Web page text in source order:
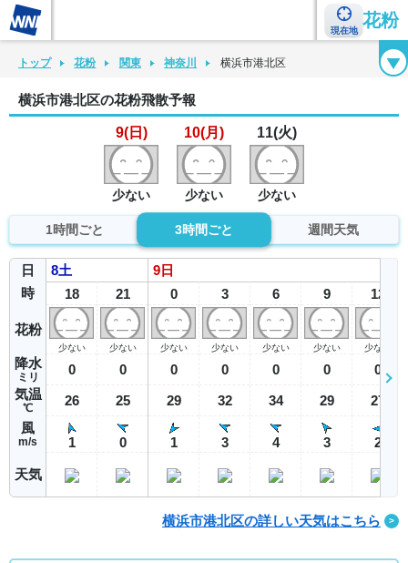
現在地
花粉
花粉カレンダー 花粉図鑑 花粉症チェックシート 花粉症ハンドブック
トップ 花粉 関東 神奈川 横浜市港北区
横浜市港北区の花粉飛散予報
9(日)
少ない
10(月)
少ない
11(火)
少ない
1時間ごと 3時間ごと 週間天気
日
時
花粉
降水
ミリ
気温
℃
風
m/s
天気
8土
18
少ない
0
26
1
21
少ない
0
25
0
9 日
0
少ない
0
29
1
3
少ない
0
32
3
6
少ない
0
34
4
9
少ない
0
29
3
12
少ない
0
27
2
横浜市港北区の詳しい天気はこちら